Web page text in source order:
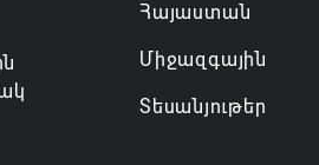
Հայաստան
Միջազգային
Տեսանյութեր